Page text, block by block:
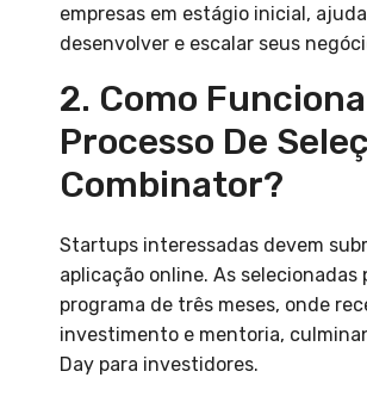
empresas em estágio inicial,
desenvolver e escalar seus
2. Como Funciona
Processo De
Combinator?
Startups interessadas devem
aplicação online. As selecionadas
programa de três meses, onde
investimento e mentoria,
Day para investidores.